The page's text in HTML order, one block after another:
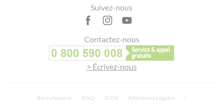
Suivez-nous
Contactez-nous
> Écrivez-nous
Recrutement FAQ CGV Mentions Légales